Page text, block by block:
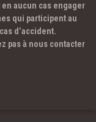
aucun cas engager
qui participent au
d’accident.
pas à nous contacter